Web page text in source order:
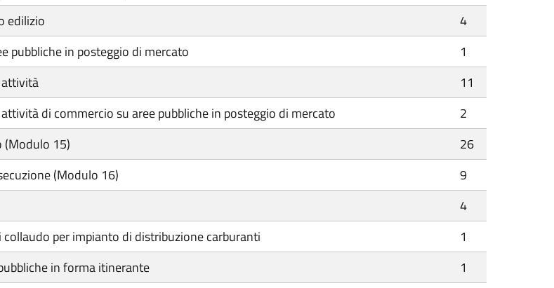
edilizio
4
pubbliche in posteggio di mercato
1
attività
11
di commercio su aree pubbliche in posteggio di mercato
2
(Modulo 15)
26
(Modulo 16)
9
4
per impianto di distribuzione carburanti
1
in forma itinerante
1